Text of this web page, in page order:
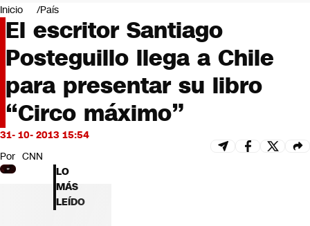
Negocios
Deportes
Programas completos
Cultura
Servicios
Bits
CNN tiempo
Futuro 360
Inicio País
El escritor Santiago
Posteguillo llega a Chile
para presentar su libro
“Circo máximo”
31- 10- 2013 15:54
Por CNN
LO
MÁS
LEÍDO